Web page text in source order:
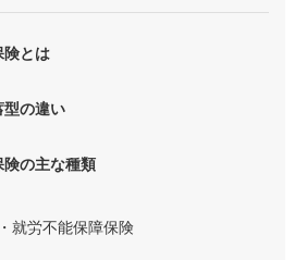
険とは
型の違い
の主な種類
就労不能保障保険